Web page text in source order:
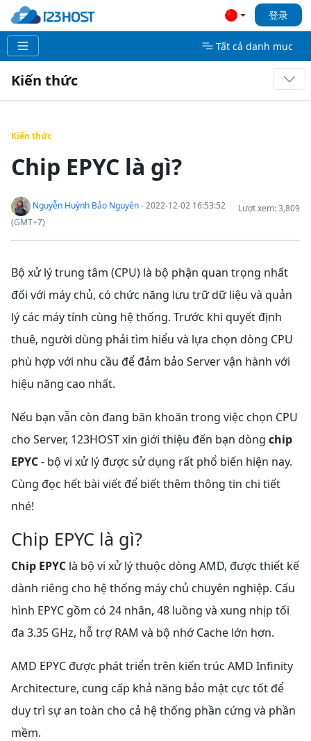
登录
Tất cả danh mục
Kiến thức
Kiến thức
Chip EPYC là gì?
Lượt xem: 3,809
Nguyễn Huỳnh Bảo Nguyên- 2022-12-02 16:53:52
(GMT+7)
Bộ xử lý trung tâm (CPU) là bộ phận quan trọng nhất
đối với máy chủ, có chức năng lưu trữ dữ liệu và quản
lý các máy tính cùng hệ thống. Trước khi quyết định
thuê, người dùng phải tìm hiểu và lựa chọn dòng CPU
phù hợp với nhu cầu để đảm bảo Server vận hành với
hiệu năng cao nhất.
Nếu bạn vẫn còn đang băn khoăn trong việc chọn CPU
cho Server, 123HOST xin giới thiệu đến bạn dòng chip
EPYC- bộ vi xử lý được sử dụng rất phổ biến hiện nay.
Cùng đọc hết bài viết để biết thêm thông tin chi tiết
nhé!
Chip EPYC là gì?
Chip EPYC là bộ vi xử lý thuộc dòng AMD, được thiết kế
dành riêng cho hệ thống máy chủ chuyên nghiệp. Cấu
hình EPYC gồm có 24 nhân, 48 luồng và xung nhịp tối
đa 3.35 GHz, hỗ trợ RAM và bộ nhớ Cache lớn hơn.
AMD EPYC được phát triển trên kiến trúc AMD Infinity
Architecture, cung cấp khả năng bảo mật cực tốt để
duy trì sự an toàn cho cả hệ thống phần cứng và phần
mềm.